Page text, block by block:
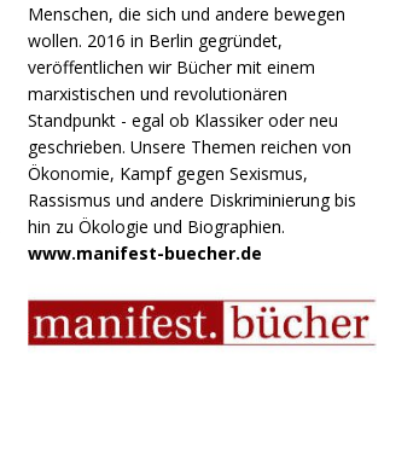
Menschen, die sich und andere bewegen
wollen. 2016 in Berlin gegründet,
veröffentlichen wir Bücher mit einem
marxistischen und revolutionären
Standpunkt - egal ob Klassiker oder neu
geschrieben. Unsere Themen reichen von
Ökonomie, Kampf gegen Sexismus,
Rassismus und andere Diskriminierung bis
hin zu Ökologie und Biographien.
www.manifest-buecher.de